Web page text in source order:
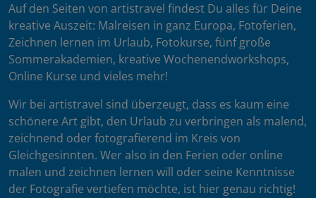
Auf den Seiten von artistravel findest Du alles für Deine
kreative Auszeit: Malreisen in ganz Europa, Fotoferien,
Zeichnen lernen im Urlaub, Fotokurse, fünf große
Sommerakademien, kreative Wochenendworkshops,
Online Kurse und vieles mehr!
Wir bei artistravel sind überzeugt, dass es kaum eine
schönere Art gibt, den Urlaub zu verbringen als malend,
zeichnend oder fotografierend im Kreis von
Gleichgesinnten. Wer also in den Ferien oder online
malen und zeichnen lernen will oder seine Kenntnisse
der Fotografie vertiefen möchte, ist hier genau richtig!